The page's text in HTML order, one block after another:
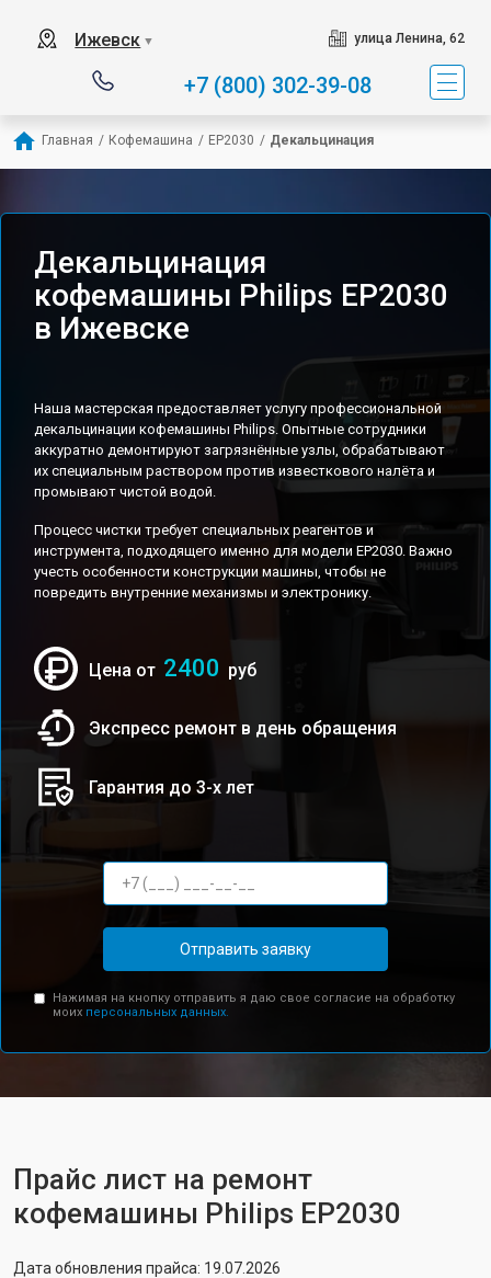
Ижевск ▼ улица Ленина, 62
+7 (800) 302-39-08
Главная / Кофемашина / EP2030 / Декальцинация
Декальцинация
кофемашины Philips EP2030
в Ижевске
Наша мастерская предоставляет услугу профессиональной
декальцинации кофемашины Philips. Опытные сотрудники
аккуратно демонтируют загрязнённые узлы, обрабатывают
их специальным раствором против известкового налёта и
промывают чистой водой.
Процесс чистки требует специальных реагентов и
инструмента, подходящего именно для модели EP2030. Важно
учесть особенности конструкции машины, чтобы не
повредить внутренние механизмы и электронику.
Цена от 2400 руб
Экспресс ремонт в день обращения
Гарантия до 3-х лет
Отправить заявку
Нажимая на кнопку отправить я даю свое согласие на обработку
моих персональных данных.
Прайс лист на ремонт
кофемашины Philips EP2030
Дата обновления прайса: 19.07.2026